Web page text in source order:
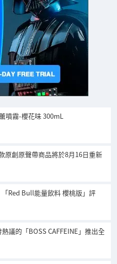
噴霧-櫻花味 300mL
原創原聲帶商品將於8月16日重新
Red Bull能量飲料 櫻桃版」評
議的「BOSS CAFFEINE」推出全